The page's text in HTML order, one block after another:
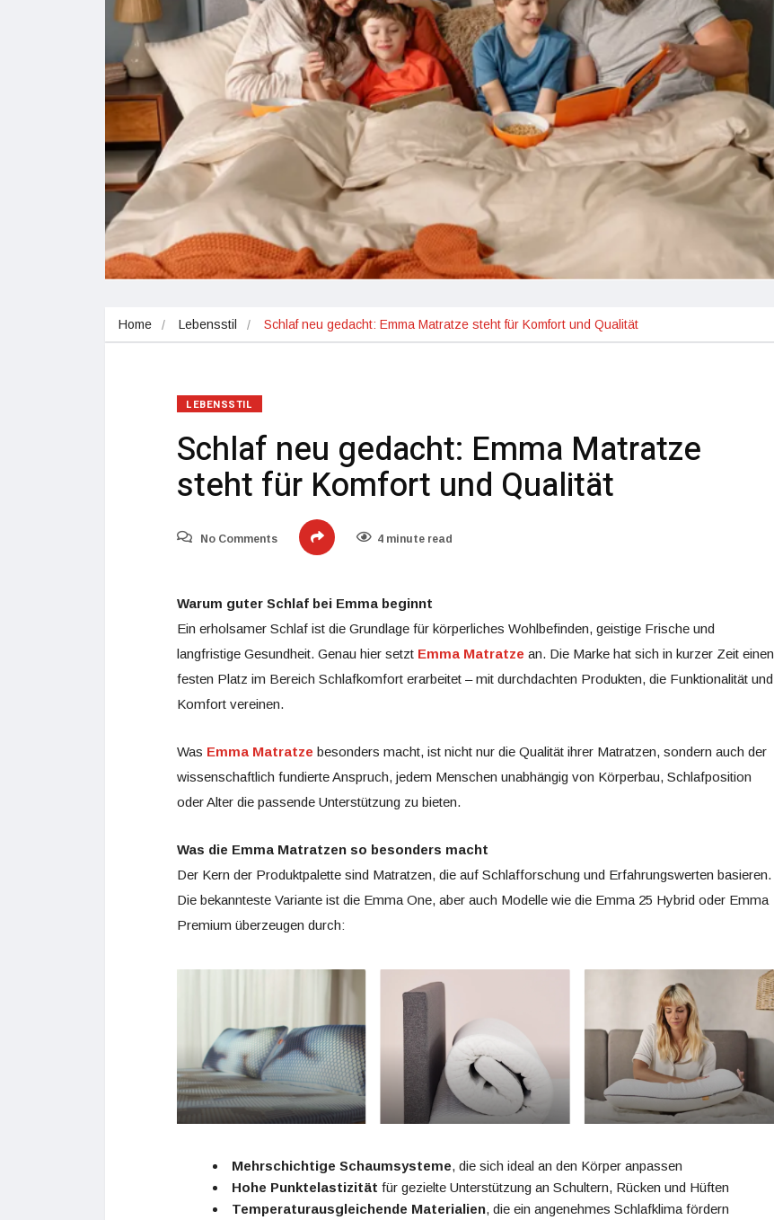
Home Lebensstil Schlaf neu gedacht: Emma Matratze steht für Komfort und Qualität
LEBENSSTIL
Schlaf neu gedacht: Emma Matratze
steht für Komfort und Qualität
No Comments 4 minute read
Warum guter Schlaf bei Emma beginnt
Ein erholsamer Schlaf ist die Grundlage für körperliches Wohlbefinden, geistige Frische und
langfristige Gesundheit. Genau hier setzt Emma Matratze an. Die Marke hat sich in kurzer Zeit einen
festen Platz im Bereich Schlafkomfort erarbeitet – mit durchdachten Produkten, die Funktionalität und
Komfort vereinen.
Was Emma Matratze besonders macht, ist nicht nur die Qualität ihrer Matratzen, sondern auch der
wissenschaftlich fundierte Anspruch, jedem Menschen unabhängig von Körperbau, Schlafposition
oder Alter die passende Unterstützung zu bieten.
Was die Emma Matratzen so besonders macht
Der Kern der Produktpalette sind Matratzen, die auf Schlafforschung und Erfahrungswerten basieren.
Die bekannteste Variante ist die Emma One, aber auch Modelle wie die Emma 25 Hybrid oder Emma
Premium überzeugen durch:
Mehrschichtige Schaumsysteme, die sich ideal an den Körper anpassen
Hohe Punktelastizität für gezielte Unterstützung an Schultern, Rücken und Hüften
Temperaturausgleichende Materialien, die ein angenehmes Schlafklima fördern